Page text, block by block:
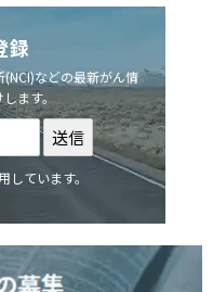
録
などの最新がん情
ます。
ています。